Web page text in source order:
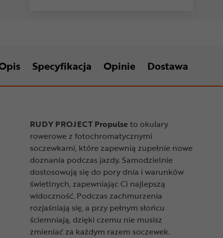
Specyfikacja Opinie Dostawa
RUDY PROJECT Propulse to okulary
rowerowe z fotochromatycznymi
soczewkami, które zapewnią zupełnie nowe
doznania podczas jazdy. Samodzielnie
dostosowują się do pory dnia i warunków
świetlnych, zapewniając Ci najlepszą
widoczność. Podczas zachmurzenia
rozjaśniają się, a przy pełnym słońcu
ściemniają, dzięki czemu nie musisz
zmieniać za każdym razem soczewek.